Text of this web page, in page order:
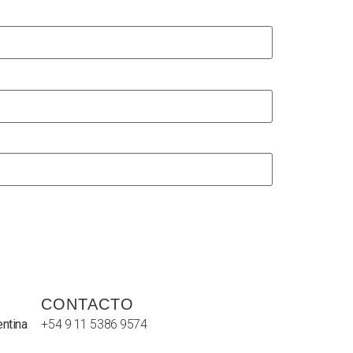
CONTACTO
+54 9 11 5386 9574